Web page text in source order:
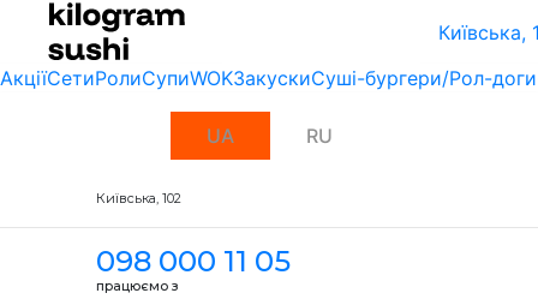
Київська,
АкціїСетиРолиСупиWOKЗакускиСуші-бургери/Рол-доги
UA RU
Київська, 102
098 000 11 05
працюємо з